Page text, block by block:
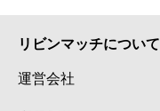
リビンマッチについて
運営会社